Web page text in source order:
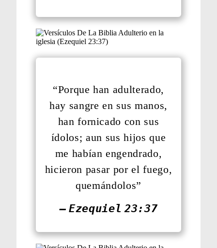
“Porque han adulterado,
hay sangre en sus manos,
han fornicado con sus
ídolos; aun sus hijos que
me habían engendrado,
hicieron pasar por el fuego,
quemándolos”
— Ezequiel 23:37